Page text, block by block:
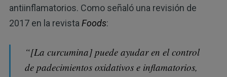
antiinflamatorios. Como señaló una revisión de
2017 en la revista Foods:
“[La curcumina] puede ayudar en el control
de padecimientos oxidativos e inflamatorios,